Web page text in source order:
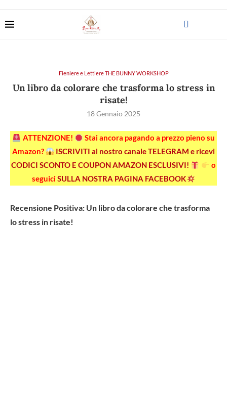
Fieniere e Lettiere THE BUNNY WORKSHOP
Un libro da colorare che trasforma lo stress in
risate!
18 Gennaio 2025
ATTENZIONE!
Stai ancora pagando a prezzo pieno su
Amazon?
ISCRIVITI al nostro canale TELEGRAM e ricevi
CODICI SCONTO E COUPON AMAZON ESCLUSIVI!
o
seguiciSULLA NOSTRA PAGINA FACEBOOK
Recensione Positiva: Un libro da colorare che trasforma
lo stress in risate!